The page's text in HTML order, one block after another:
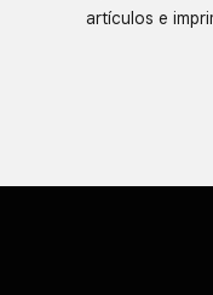
artículos e